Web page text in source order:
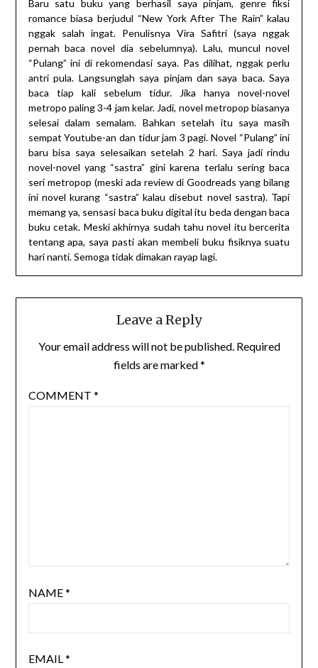
Baru satu buku yang berhasil saya pinjam, genre fiksi
romance biasa berjudul “New York After The Rain” kalau
nggak salah ingat. Penulisnya Vira Safitri (saya nggak
pernah baca novel dia sebelumnya). Lalu, muncul novel
“Pulang” ini di rekomendasi saya. Pas dilihat, nggak perlu
antri pula. Langsunglah saya pinjam dan saya baca. Saya
baca tiap kali sebelum tidur. Jika hanya novel-novel
metropo paling 3-4 jam kelar. Jadi, novel metropop biasanya
selesai dalam semalam. Bahkan setelah itu saya masih
sempat Youtube-an dan tidur jam 3 pagi. Novel “Pulang” ini
baru bisa saya selesaikan setelah 2 hari. Saya jadi rindu
novel-novel yang “sastra” gini karena terlalu sering baca
seri metropop (meski ada review di Goodreads yang bilang
ini novel kurang “sastra” kalau disebut novel sastra). Tapi
memang ya, sensasi baca buku digital itu beda dengan baca
buku cetak. Meski akhirnya sudah tahu novel itu bercerita
tentang apa, saya pasti akan membeli buku fisiknya suatu
hari nanti. Semoga tidak dimakan rayap lagi.
Leave a Reply
Your email address will not be published. Required
fields are marked*
COMMENT *
NAME*
EMAIL*